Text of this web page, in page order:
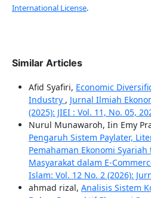
International License.
Similar Articles
Afid Syafiri, Economic
Industry , Jurnal Ilmiah
(2025): JIEI : Vol. 11, No. 05,
Nurul Munawaroh, Iin Emy
Pengaruh Sistem Paylater,
Pemahaman Ekonomi
Masyarakat dalam E-
Islam: Vol. 12 No. 2 (2026):
ahmad rizal, Analisis Sistem